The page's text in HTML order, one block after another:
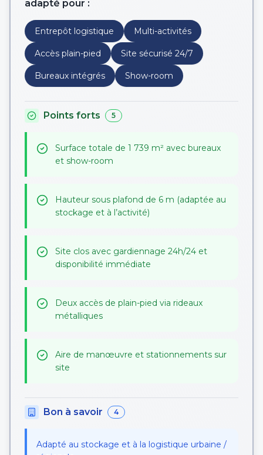
adapté pour :
Entrepôt logistique Multi-activités
Accès plain-pied Site sécurisé 24/7
Bureaux intégrés Show-room
Points forts 5
Surface totale de 1 739 m² avec bureaux
et show-room
Hauteur sous plafond de 6 m (adaptée au
stockage et à l’activité)
Site clos avec gardiennage 24h/24 et
disponibilité immédiate
Deux accès de plain-pied via rideaux
métalliques
Aire de manœuvre et stationnements sur
site
Bon à savoir 4
Adapté au stockage et à la logistique urbaine /